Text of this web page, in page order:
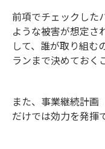
前項でチェックした
ような被害が想定さ
して、誰が取り組む
ランまで決めておく
また、事業継続計画
だけでは効力を発揮